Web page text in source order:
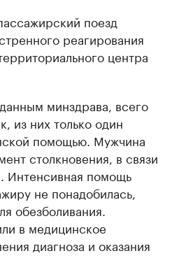
поезд
реагирования
центра
минздрава, всего
из них только один
помощью. Мужчина
столкновения, в связи
Интенсивная помощь
не понадобилась,
обезболивания.
в медицинское
диагноза и оказания